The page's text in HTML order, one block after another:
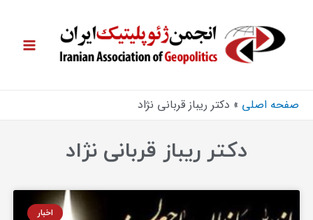
صفحه اصلی دکتر ریباز قربانی نژاد
دکتر ریباز قربانی نژاد
اخبار